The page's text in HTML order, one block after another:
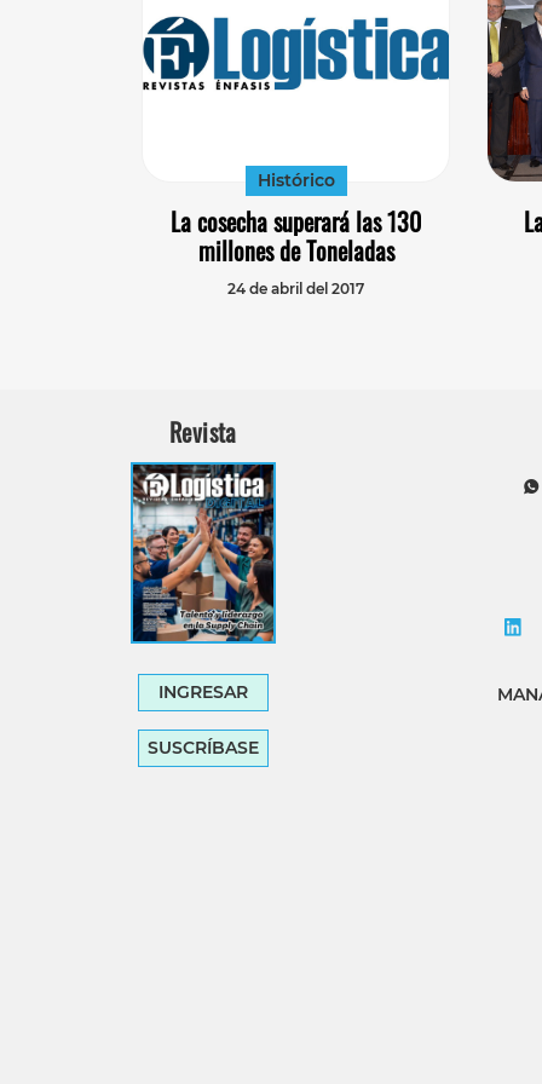
Histórico
La cosecha superará las 130
millones de Toneladas
24 de abril del 2017
Revista
INGRESAR
SUSCRÍBASE